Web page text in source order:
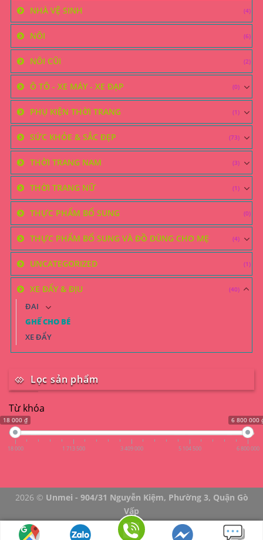
NHÀ VỆ SINH (4)
NÔI (6)
NÔI CŨI (2)
Ô TÔ - XE MÁY - XE ĐẠP (0)
PHỤ KIỆN THỜI TRANG (1)
SỨC KHỎE & SẮC ĐẸP (73)
THỜI TRANG NAM (3)
THỜI TRANG NỮ (1)
THỰC PHẨM BỔ SUNG (0)
THỰC PHẨM BỔ SUNG VÀ ĐỒ DÙNG CHO MẸ (4)
UNCATEGORIZED (1)
XE ĐẨY & ĐỊU (40)
ĐAI
GHẾ CHO BÉ
XE ĐẨY
Lọc sản phẩm
Từ khóa
18 000 ₫ 6 800 000
18 000 1 713 500 3 409 000 5 104 500 6 800 000
2026 © Unmei - 904/31 Nguyễn Kiệm, Phường 3, Quận Gò
Vấp